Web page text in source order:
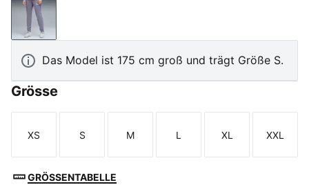
Gray Sky-PUMA White-Royal Sapphire
Das Model ist 175 cm groß und trägt Größe S.
Grösse
Größe
XS
Größe
S
Größe
M
Größe
L
Größe
XL
Größe
XXL
GRÖSSENTABELLE